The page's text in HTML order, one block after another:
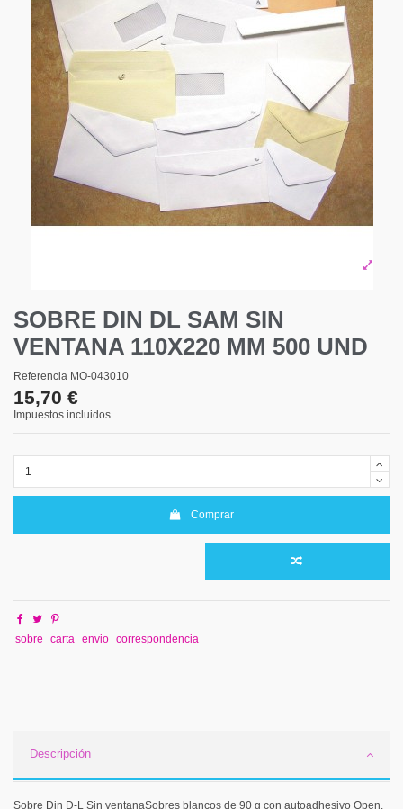
SOBRE DIN DL SAM SIN
VENTANA 110X220 MM 500 UND
Referencia MO-043010
15,70 €
Impuestos incluidos
Comprar
sobre carta envio correspondencia
Descripción
Sobre Din D-L Sin ventanaSobres blancos de 90 g con autoadhesivo Open.